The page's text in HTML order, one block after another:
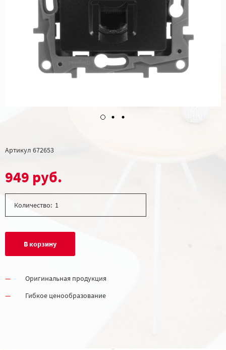
Артикул 672653
949 руб.
Количество:
В корзину
Оригинальная продукция
Гибкое ценообразование